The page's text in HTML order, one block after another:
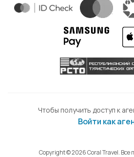
Чтобы получить доступ к
Войти как
Copyright © 2026 Coral Travel. Все